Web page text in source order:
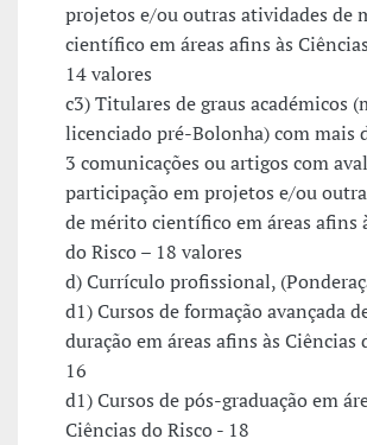
projetos e/ou outras atividades de
científico em áreas afins às
14 valores
c3) Titulares de graus académicos
licenciado pré-Bolonha) com mais
3 comunicações ou artigos com
participação em projetos e/ou
de mérito científico em áreas afins
do Risco – 18 valores
d) Currículo profissional,
d1) Cursos de formação avançada
duração em áreas afins às Ciências
16
d1) Cursos de pós-graduação em
Ciências do Risco - 18